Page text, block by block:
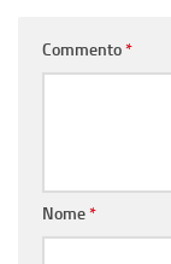
Commento*
Nome*